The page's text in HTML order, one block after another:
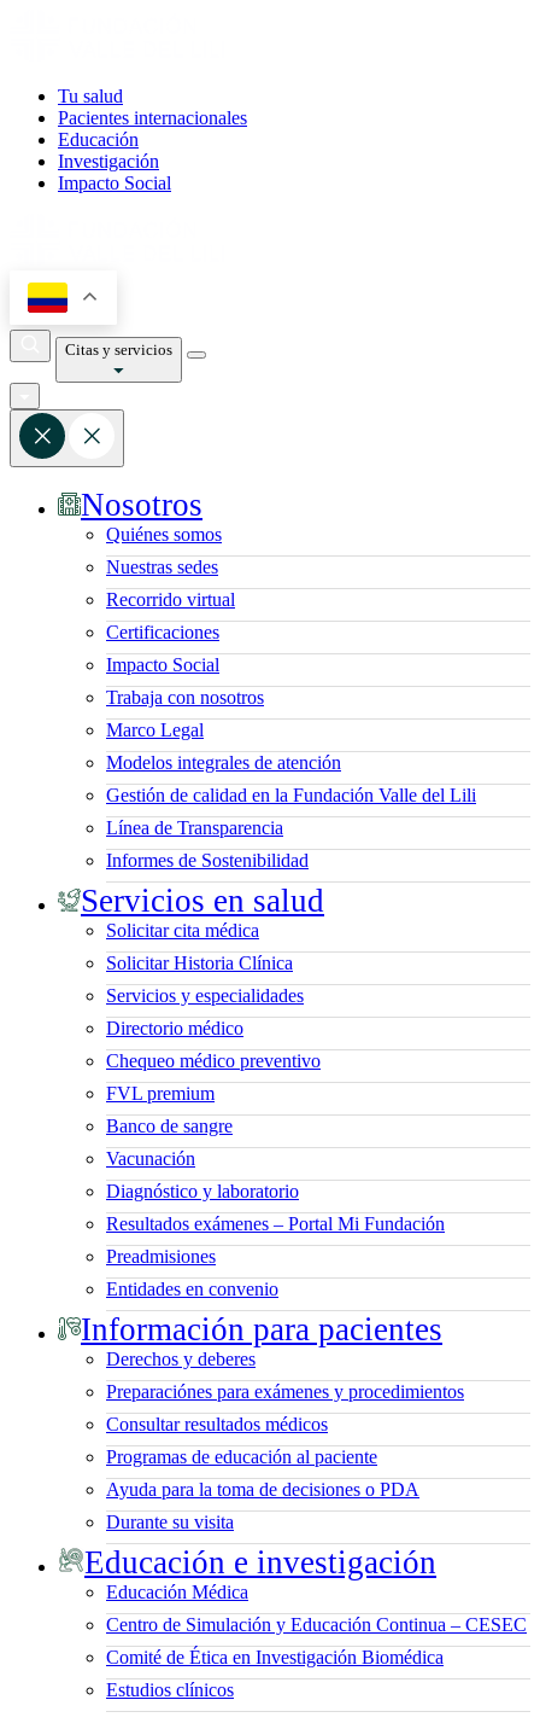
Tu salud
Pacientes internacionales
Educación
Investigación
Impacto Social
Citas y servicios
Nosotros
Quiénes somos
Nuestras sedes
Recorrido virtual
Certificaciones
Impacto Social
Trabaja con nosotros
Marco Legal
Modelos integrales de atención
Gestión de calidad en la Fundación Valle del Lili
Línea de Transparencia
Informes de Sostenibilidad
Servicios en salud
Solicitar cita médica
Solicitar Historia Clínica
Servicios y especialidades
Directorio médico
Chequeo médico preventivo
FVL premium
Banco de sangre
Vacunación
Diagnóstico y laboratorio
Resultados exámenes – Portal Mi Fundación
Preadmisiones
Entidades en convenio
Información para pacientes
Derechos y deberes
Preparaciónes para exámenes y procedimientos
Consultar resultados médicos
Programas de educación al paciente
Ayuda para la toma de decisiones o PDA
Durante su visita
Educación e investigación
Educación Médica
Centro de Simulación y Educación Continua – CESEC
Comité de Ética en Investigación Biomédica
Estudios clínicos